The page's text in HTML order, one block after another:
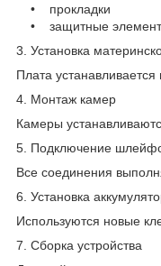
• прокладки
• защитные
3. Установка
Плата устанавливается
4. Монтаж камер
Камеры
5. Подключение
Все соединения
6. Установка
Используются новые
7. Сборка устройства